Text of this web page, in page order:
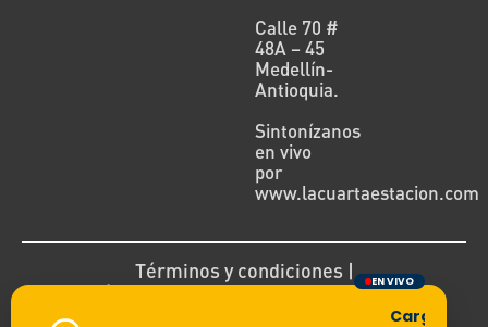
EN VIVO
Cargando
Calle 70 #
48A – 45
Medellín-
Antioquia.
Sintonízanos
en vivo
por
www.lacuartaestacion.com
Términos y condiciones |
Política de devoluciones y reembolsos